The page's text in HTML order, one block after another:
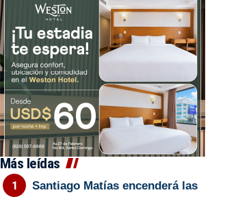
Más leídas
Santiago Matías encenderá las